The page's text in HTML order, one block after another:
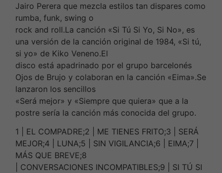
Jairo Perera que mezcla estilos tan dispares como
rumba, funk, swing o
rock and roll.La canción «Si Tú Si Yo, Si No», es
una versión de la canción original de 1984, «Si tú,
si yo» de Kiko Veneno.El
disco está apadrinado por el grupo barcelonés
Ojos de Brujo y colaboran en la canción «Eima».Se
lanzaron los sencillos
«Será mejor» y «Siempre que quiera» que a la
postre sería la canción más conocida del grupo.
1 | EL COMPADRE;2 | ME TIENES FRITO;3 | SERÁ
MEJOR;4 | LUNA;5 | SIN VIGILANCIA;6 | EIMA;7 |
MÁS QUE BREVE;8
| CONVERSACIONES INCOMPATIBLES;9 | SI TÚ SI